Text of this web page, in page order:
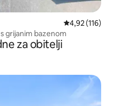
Prosječna
4,92 (116)
grijanim bazenom
za obitelji
„Odabrali gosti”